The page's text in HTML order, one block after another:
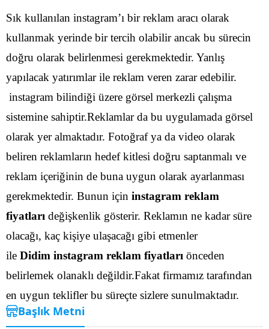
Sık kullanılan instagram’ı bir reklam aracı olarak
kullanmak yerinde bir tercih olabilir ancak bu sürecin
doğru olarak belirlenmesi gerekmektedir. Yanlış
yapılacak yatırımlar ile reklam veren zarar edebilir.
instagram bilindiği üzere görsel merkezli çalışma
sistemine sahiptir.Reklamlar da bu uygulamada görsel
olarak yer almaktadır. Fotoğraf ya da video olarak
beliren reklamların hedef kitlesi doğru saptanmalı ve
reklam içeriğinin de buna uygun olarak ayarlanması
gerekmektedir. Bunun için instagram reklam
fiyatları değişkenlik gösterir. Reklamın ne kadar süre
olacağı, kaç kişiye ulaşacağı gibi etmenler
ile Didim instagram reklam fiyatları önceden
belirlemek olanaklı değildir.Fakat firmamız tarafından
en uygun teklifler bu süreçte sizlere sunulmaktadır.
Başlık Metni